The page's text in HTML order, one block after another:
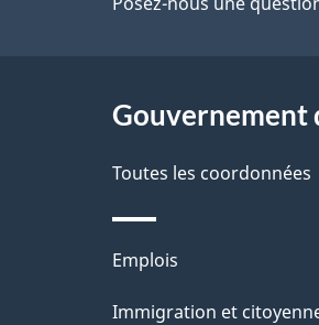
d
e
l
Gouvernement
Toutes les coordonnées
Thèmes
et
Emplois
Immigration et